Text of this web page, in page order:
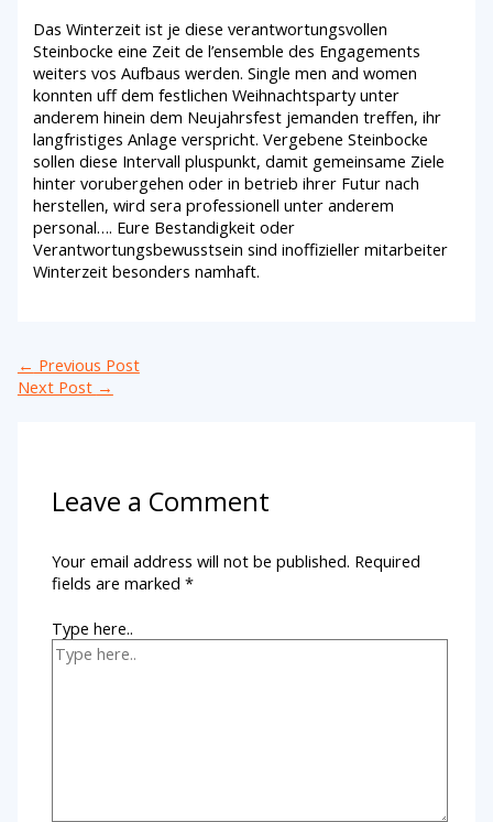
Das Winterzeit ist je diese verantwortungsvollen
Steinbocke eine Zeit de l’ensemble des Engagements
weiters vos Aufbaus werden. Single men and women
konnten uff dem festlichen Weihnachtsparty unter
anderem hinein dem Neujahrsfest jemanden treffen, ihr
langfristiges Anlage verspricht. Vergebene Steinbocke
sollen diese Intervall pluspunkt, damit gemeinsame Ziele
hinter vorubergehen oder in betrieb ihrer Futur nach
herstellen, wird sera professionell unter anderem
personal…. Eure Bestandigkeit oder
Verantwortungsbewusstsein sind inoffizieller mitarbeiter
Winterzeit besonders namhaft.
← Previous Post
Next Post →
Leave a Comment
Your email address will not be published. Required
fields are marked*
Type here..